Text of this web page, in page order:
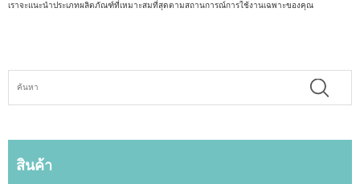
เราจะแนะนำประเภทผลิตภัณฑ์ที่เหมาะสมที่สุดตามสถานการณ์การใช้งานเฉพาะของคุณ
สินค้า